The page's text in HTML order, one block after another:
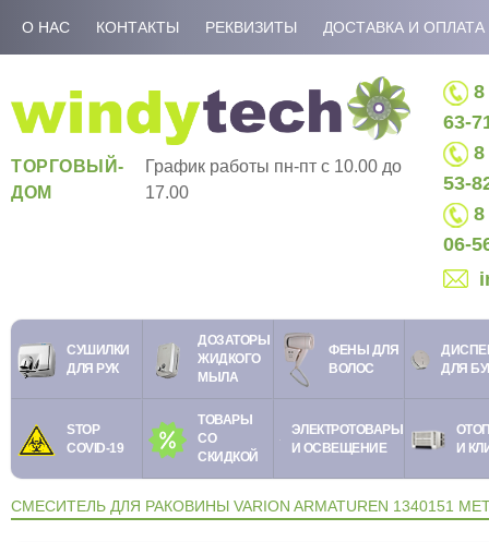
О НАС КОНТАКТЫ РЕКВИЗИТЫ ДОСТАВКА И ОПЛАТА
ТОРГОВЫЙ-
ДОМ
График работы пн-пт c 10.00 до
17.00
8
63-
8
53-
8
06-
СУШИЛКИ
ДЛЯ РУК
ДОЗАТОРЫ
ЖИДКОГО
МЫЛА
ФЕНЫ ДЛЯ
ВОЛОС
ДЛЯ
STOP
COVID-19
ТОВАРЫ
СО
СКИДКОЙ
ЭЛЕКТРОТОВАРЫ
И ОСВЕЩЕНИЕ
И
СМЕСИТЕЛЬ ДЛЯ РАКОВИНЫ VARION ARMATUREN 1340151